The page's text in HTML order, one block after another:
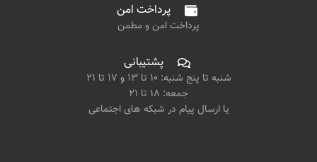
پرداخت امن
پرداخت امن و مطمن
پشتیبانی
شنبه تا پنج شنبه: ۱۰ تا ۱۳ و ۱۷ تا ۲۱
جمعه: ۱۸ تا ۲۱
یا ارسال پیام در شبکه های اجتماعی